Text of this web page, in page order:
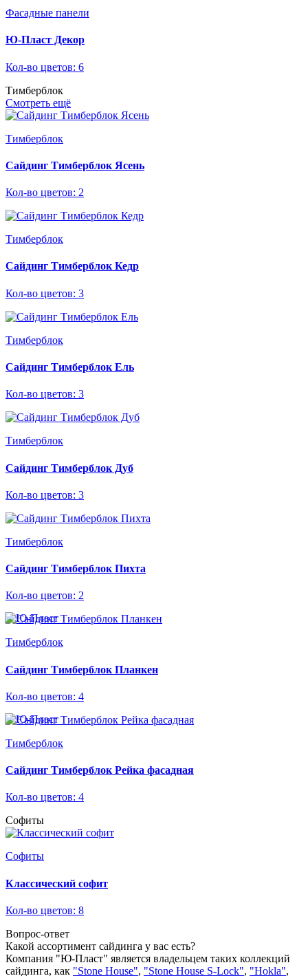
Фасадные панели
Ю-Пласт Декор
Кол-во цветов: 6
Тимберблок
Смотреть ещё
Тимберблок
Сайдинг Тимберблок Ясень
Кол-во цветов: 2
Тимберблок
Сайдинг Тимберблок Кедр
Кол-во цветов: 3
Тимберблок
Сайдинг Тимберблок Ель
Кол-во цветов: 3
Тимберблок
Сайдинг Тимберблок Дуб
Кол-во цветов: 3
Тимберблок
Сайдинг Тимберблок Пихта
Кол-во цветов: 2
Тимберблок
Сайдинг Тимберблок Планкен
Кол-во цветов: 4
Тимберблок
Сайдинг Тимберблок Рейка фасадная
Кол-во цветов: 4
Софиты
Софиты
Классический софит
Кол-во цветов: 8
Вопрос-ответ
Какой ассортимент сайдинга у вас есть?
Компания "Ю-Пласт" является владельцем таких коллекций
сайдинга, как "Stone House", "Stone House S-Lock", "Hokla",